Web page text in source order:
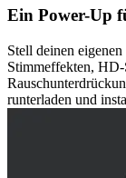
Ein Power-Up
Stell deinen
Stimmeffekten,
runterladen und